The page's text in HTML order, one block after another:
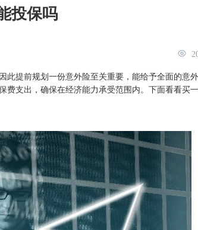
投保吗
提前规划一份意外险至关重要，能给予全面的意
费支出，确保在经济能力承受范围内。下面看看买